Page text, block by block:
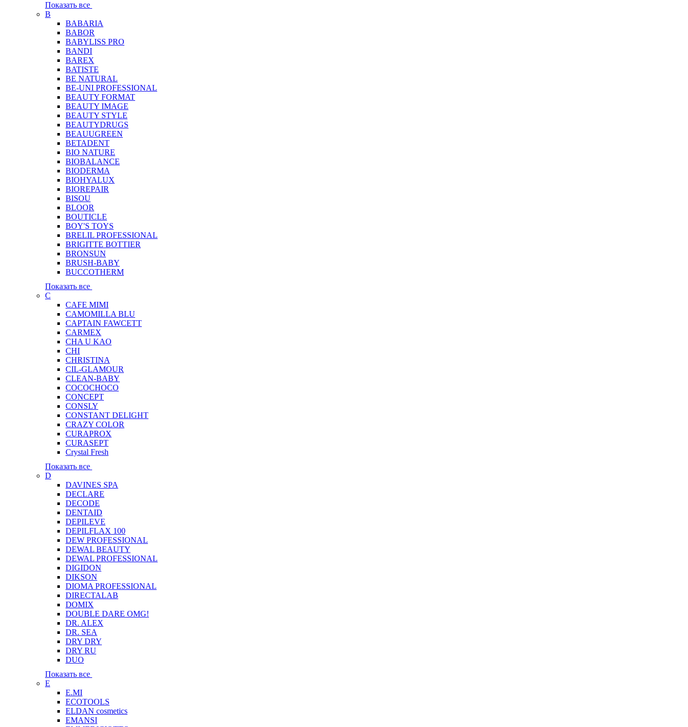
Показать все
B
BABARIA
BABOR
BABYLISS PRO
BANDI
BAREX
BATISTE
BE NATURAL
BE-UNI PROFESSIONAL
BEAUTY FORMAT
BEAUTY IMAGE
BEAUTY STYLE
BEAUTYDRUGS
BEAUUGREEN
BETADENT
BIO NATURE
BIOBALANCE
BIODERMA
BIOHYALUX
BIOREPAIR
BISOU
BLOOR
BOUTICLE
BOY'S TOYS
BRELIL PROFESSIONAL
BRIGITTE BOTTIER
BRONSUN
BRUSH-BABY
BUCCOTHERM
Показать все
C
CAFE MIMI
CAMOMILLA BLU
CAPTAIN FAWCETT
CARMEX
CHA U KAO
CHI
CHRISTINA
CIL-GLAMOUR
CLEAN-BABY
COCOCHOCO
CONCEPT
CONSLY
CONSTANT DELIGHT
CRAZY COLOR
CURAPROX
CURASEPT
Crystal Fresh
Показать все
D
DAVINES SPA
DECLARE
DECODE
DENTAID
DEPILEVE
DEPILFLAX 100
DEW PROFESSIONAL
DEWAL BEAUTY
DEWAL PROFESSIONAL
DIGIDON
DIKSON
DIOMA PROFESSIONAL
DIRECTALAB
DOMIX
DOUBLE DARE OMG!
DR. ALEX
DR. SEA
DRY DRY
DRY RU
DUO
Показать все
E
E.MI
ECOTOOLS
ELDAN cosmetics
EMANSI